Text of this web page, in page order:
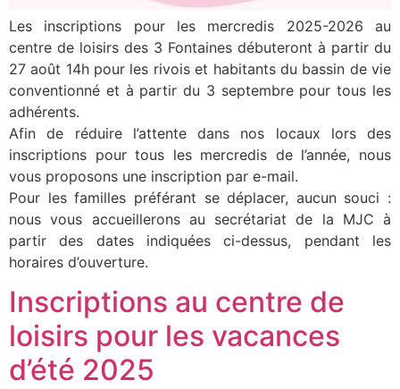
Les inscriptions pour les mercredis 2025-2026 au
centre de loisirs des 3 Fontaines débuteront à partir du
27 août 14h pour les rivois et habitants du bassin de vie
conventionné et à partir du 3 septembre pour tous les
adhérents.
Afin de réduire l’attente dans nos locaux lors des
inscriptions pour tous les mercredis de l’année, nous
vous proposons une inscription par e-mail.
Pour les familles préférant se déplacer, aucun souci :
nous vous accueillerons au secrétariat de la MJC à
partir des dates indiquées ci-dessus, pendant les
horaires d’ouverture.
Inscriptions au centre de
loisirs pour les vacances
d’été 2025